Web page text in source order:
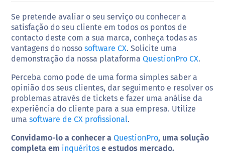
Se pretende avaliar o seu serviço ou conhecer a
satisfação do seu cliente em todos os pontos de
contacto deste com a sua marca, conheça todas as
vantagens do nossosoftware CX. Solicite uma
demonstração da nossa plataformaQuestionPro CX.
Perceba como pode de uma forma simples saber a
opinião dos seus clientes, dar seguimento e resolver os
problemas através de tickets e fazer uma análise da
experiência do cliente para a sua empresa. Utilize
umasoftware de CX profissional.
Convidamo-lo a conhecer aQuestionPro, uma solução
completa em inquéritos e estudos mercado.